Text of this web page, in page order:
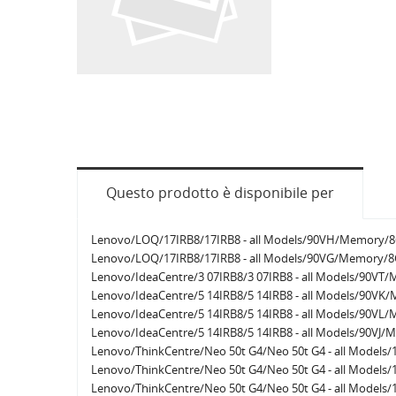
Questo prodotto è disponibile per
Lenovo/LOQ/17IRB8/17IRB8 - all Models/90VH/Memory/
Lenovo/LOQ/17IRB8/17IRB8 - all Models/90VG/Memory/
Lenovo/IdeaCentre/3 07IRB8/3 07IRB8 - all Models/90VT/
Lenovo/IdeaCentre/5 14IRB8/5 14IRB8 - all Models/
Lenovo/IdeaCentre/5 14IRB8/5 14IRB8 - all Models/90VL/
Lenovo/IdeaCentre/5 14IRB8/5 14IRB8 - all Models/90VJ/
Lenovo/ThinkCentre/Neo 50t G4/Neo 50t G4 - all Models/
Lenovo/ThinkCentre/Neo 50t G4/Neo 50t G4 - all Models/
Lenovo/ThinkCentre/Neo 50t G4/Neo 50t G4 - all Models/